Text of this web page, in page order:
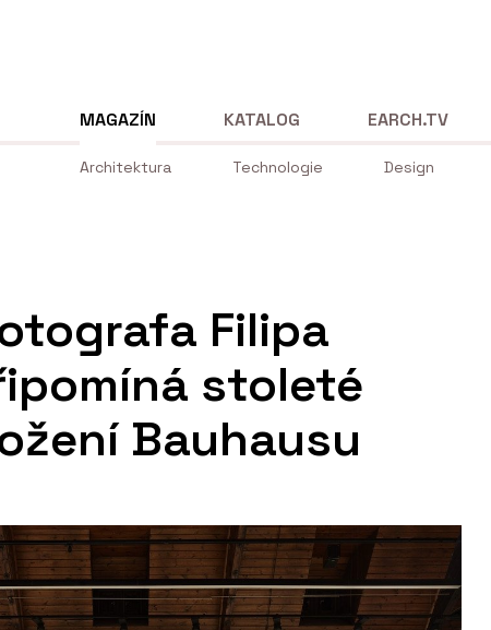
MAGAZÍN
Architektura Technologie Design
KATALOG EARCH.TV
Filipa
stoleté
Bauhausu